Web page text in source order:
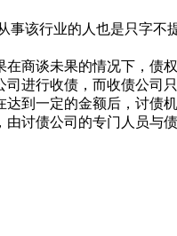
该行业的人也是只字不
商谈未果的情况下，债
进行收债，而收债公司
到一定的金额后，讨债
讨债公司的专门人员与债